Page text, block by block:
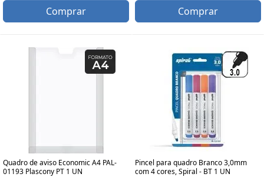
Comprar Comprar
Quadro de aviso Economic A4 PAL-
01193 Plascony PT 1 UN
Pincel para quadro Branco 3,0mm
com 4 cores, Spiral - BT 1 UN